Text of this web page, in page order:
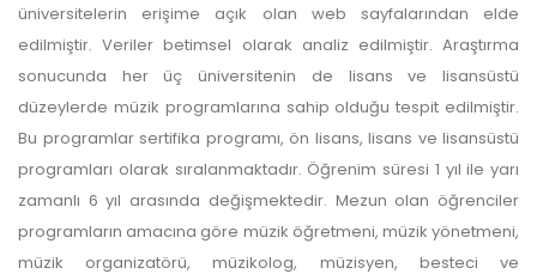
üniversitelerin erişime açık olan web sayfalarından elde
edilmiştir. Veriler betimsel olarak analiz edilmiştir. Araştırma
sonucunda her üç üniversitenin de lisans ve lisansüstü
düzeylerde müzik programlarına sahip olduğu tespit edilmiştir.
Bu programlar sertifika programı, ön lisans, lisans ve lisansüstü
programları olarak sıralanmaktadır. Öğrenim süresi 1 yıl ile yarı
zamanlı 6 yıl arasında değişmektedir. Mezun olan öğrenciler
programların amacına göre müzik öğretmeni, müzik yönetmeni,
müzik organizatörü, müzikolog, müzisyen, besteci ve